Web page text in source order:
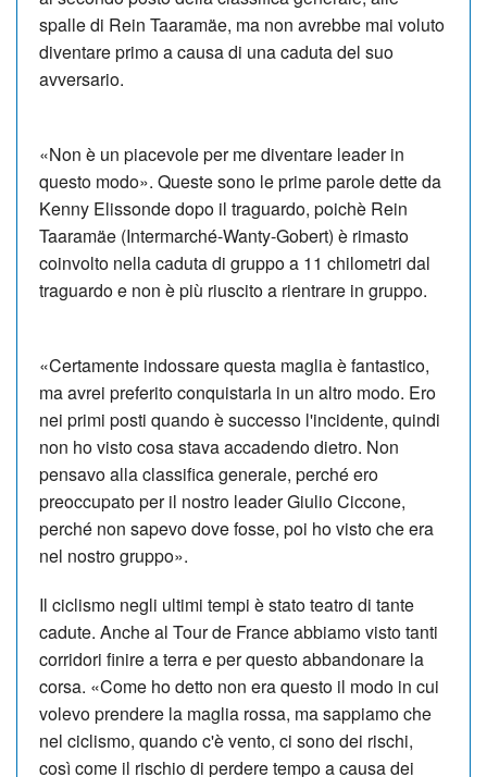
spalle di Rein Taaramäe, ma non avrebbe mai voluto
diventare primo a causa di una caduta del suo
avversario.
«Non è un piacevole per me diventare leader in
questo modo». Queste sono le prime parole dette da
Kenny Elissonde dopo il traguardo, poichè Rein
Taaramäe (Intermarché-Wanty-Gobert) è rimasto
coinvolto nella caduta di gruppo a 11 chilometri dal
traguardo e non è più riuscito a rientrare in gruppo.
«Certamente indossare questa maglia è fantastico,
ma avrei preferito conquistarla in un altro modo. Ero
nei primi posti quando è successo l'incidente, quindi
non ho visto cosa stava accadendo dietro. Non
pensavo alla classifica generale, perché ero
preoccupato per il nostro leader Giulio Ciccone,
perché non sapevo dove fosse, poi ho visto che era
nel nostro gruppo».
Il ciclismo negli ultimi tempi è stato teatro di tante
cadute. Anche al Tour de France abbiamo visto tanti
corridori finire a terra e per questo abbandonare la
corsa. «Come ho detto non era questo il modo in cui
volevo prendere la maglia rossa, ma sappiamo che
nel ciclismo, quando c'è vento, ci sono dei rischi,
così come il rischio di perdere tempo a causa dei